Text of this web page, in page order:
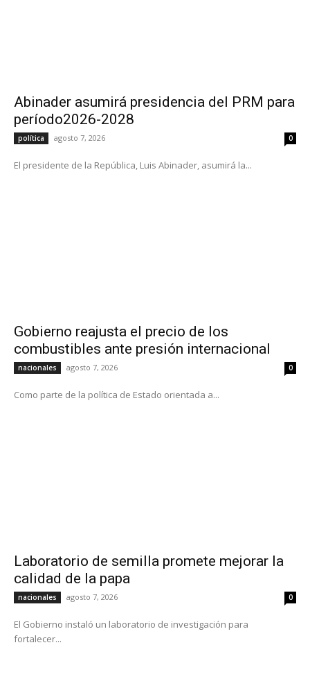
Abinader asumirá presidencia del PRM para
período2026-2028
política agosto 7, 2026 0
El presidente de la República, Luis Abinader, asumirá la...
Gobierno reajusta el precio de los
combustibles ante presión internacional
nacionales agosto 7, 2026 0
Como parte de la política de Estado orientada a...
Laboratorio de semilla promete mejorar la
calidad de la papa
nacionales agosto 7, 2026 0
El Gobierno instaló un laboratorio de investigación para
fortalecer...